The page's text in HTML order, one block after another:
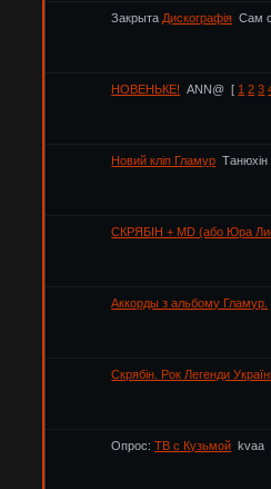
Закрыта Дискографія Сам
НОВЕНЬКЕ! ANN@ [ 1 2 3
Новий кліп Гламур Танюхін
СКРЯБІН + MD (або Юра
Аккорды з альбому Гламур.
Скрябін. Рок Легенди
Опрос: ТВ с Кузьмой kvaa